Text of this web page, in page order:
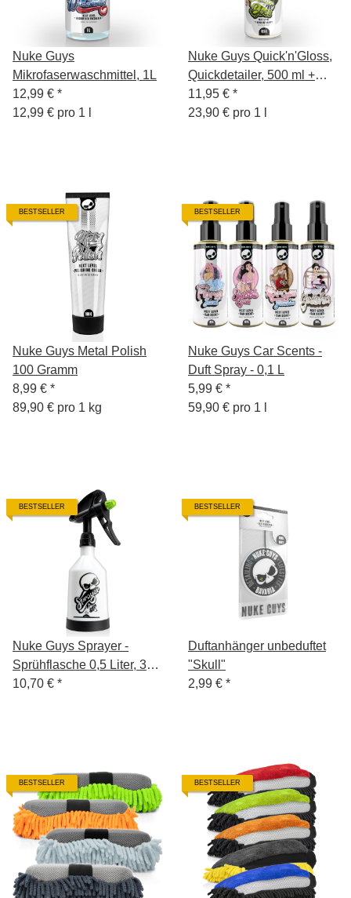
Nuke Guys
Mikrofaserwaschmittel, 1L
12,99 € *
12,99 € pro 1 l
Nuke Guys Quick'n'Gloss,
Quickdetailer, 500 ml +
Sprühkopf
11,95 € *
23,90 € pro 1 l
BESTSELLER
Nuke Guys Metal Polish
100 Gramm
8,99 € *
89,90 € pro 1 kg
BESTSELLER
Nuke Guys Car Scents -
Duft Spray - 0,1 L
5,99 € *
59,90 € pro 1 l
BESTSELLER
Nuke Guys Sprayer -
Sprühflasche 0,5 Liter, 360
Grad, Double Aktion
10,70 € *
BESTSELLER
Duftanhänger unbeduftet
"Skull"
2,99 € *
BESTSELLER BESTSELLER